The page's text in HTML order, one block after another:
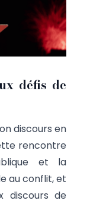
défis de
discours en
rencontre
et la
au conflit, et
discours de